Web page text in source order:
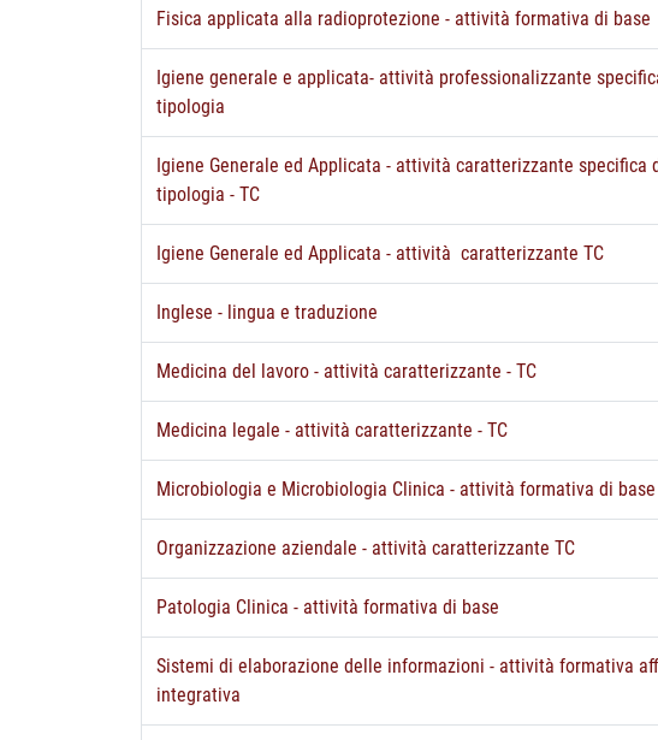
Fisica applicata alla radioprotezione - attività formativa di base
Igiene generale e applicata- attività professionalizzante
tipologia
Igiene Generale ed Applicata - attività caratterizzante specifica
tipologia - TC
Igiene Generale ed Applicata - attività caratterizzante TC
Inglese - lingua e traduzione
Medicina del lavoro - attività caratterizzante - TC
Medicina legale - attività caratterizzante - TC
Microbiologia e Microbiologia Clinica - attività formativa di base
Organizzazione aziendale - attività caratterizzante TC
Patologia Clinica - attività formativa di base
Sistemi di elaborazione delle informazioni - attività formativa
integrativa